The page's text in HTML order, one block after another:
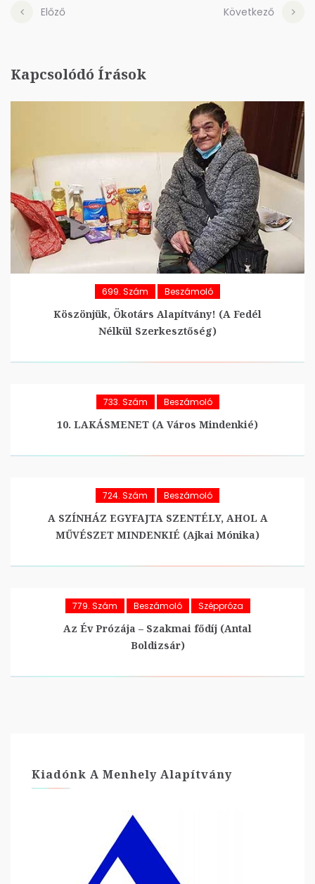
Előző Következő
Kapcsolódó Írások
699. Szám Beszámoló
Köszönjük, Ökotárs Alapítvány! (A Fedél
Nélkül Szerkesztőség)
733. Szám Beszámoló
10. LAKÁSMENET (A Város Mindenkié)
724. Szám Beszámoló
A SZÍNHÁZ EGYFAJTA SZENTÉLY, AHOL A
MŰVÉSZET MINDENKIÉ (Ajkai Mónika)
779. Szám Beszámoló Széppróza
Az Év Prózája – Szakmai fődíj (Antal
Boldizsár)
Kiadónk A Menhely Alapítvány